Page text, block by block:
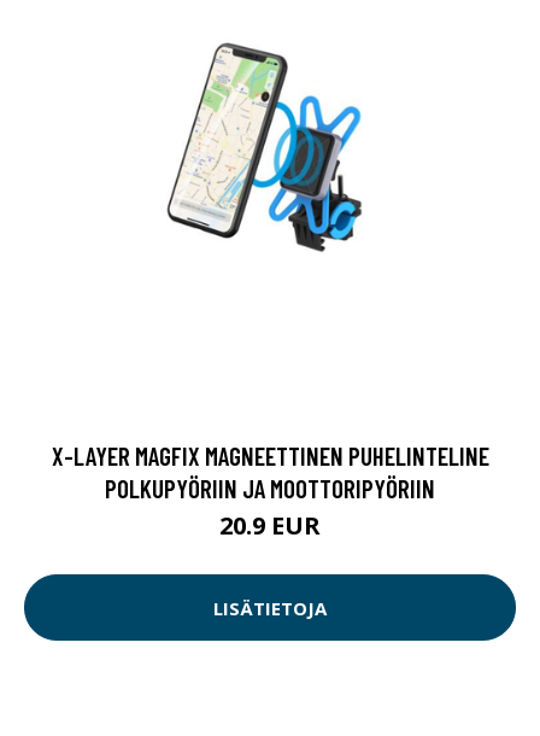
X-LAYER MAGFIX MAGNEETTINEN PUHELINTELINE
POLKUPYÖRIIN JA MOOTTORIPYÖRIIN
20.9 EUR
LISÄTIETOJA